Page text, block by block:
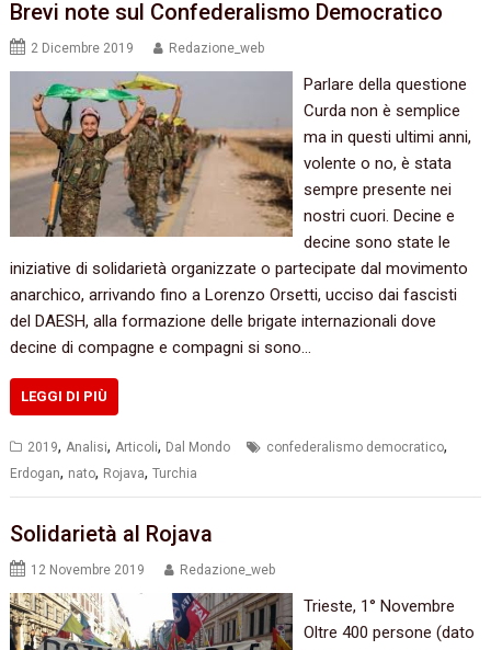
Brevi note sul Confederalismo Democratico
2 Dicembre 2019 Redazione_web
Parlare della questione
Curda non è semplice
ma in questi ultimi anni,
volente o no, è stata
sempre presente nei
nostri cuori. Decine e
decine sono state le
iniziative di solidarietà organizzate o partecipate dal movimento
anarchico, arrivando fino a Lorenzo Orsetti, ucciso dai fascisti
del DAESH, alla formazione delle brigate internazionali dove
decine di compagne e compagni si sono…
LEGGI DI PIÙ
2019,Analisi,Articoli, Dal Mondo confederalismo democratico,
Erdogan, nato, Rojava,Turchia
Solidarietà al Rojava
12 Novembre 2019 Redazione_web
Trieste, 1° Novembre
Oltre 400 persone (dato